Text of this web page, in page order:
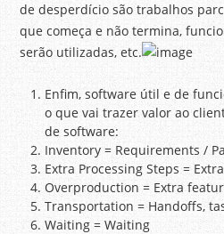
de desperdício são trabalhos
que começa e não termina,
serão utilizadas, etc.
Enfim, software útil e de
o que vai trazer valor ao
de software:
Inventory = Requirements /
Extra Processing Steps =
Overproduction = Extra
Transportation = Handoffs,
Waiting = Waiting